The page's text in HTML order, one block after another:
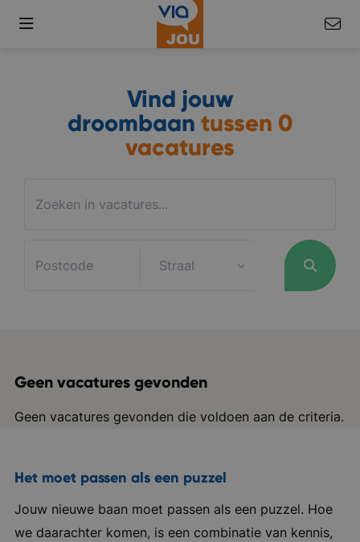
Vind jouw
droombaan tussen 0
vacatures
Geen vacatures gevonden
Geen vacatures gevonden die voldoen aan de criteria.
Het moet passen als een puzzel
Jouw nieuwe baan moet passen als een puzzel. Hoe
we daarachter komen, is een combinatie van kennis,